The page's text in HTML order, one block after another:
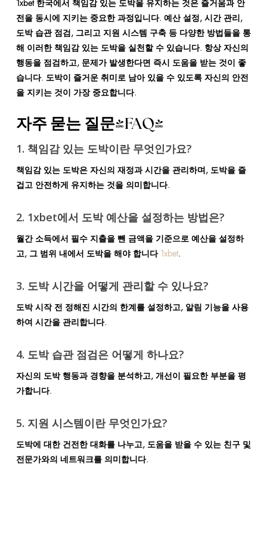
1xbet 한국에서 책임감 있는 도박을 유지하는 것은 즐거움과 안
전을 동시에 지키는 중요한 과정입니다. 예산 설정, 시간 관리,
도박 습관 점검, 그리고 지원 시스템 구축 등 다양한 방법들을 통
해 이러한 책임감 있는 도박을 실천할 수 있습니다. 항상 자신의
행동을 점검하고, 문제가 발생한다면 즉시 도움을 받는 것이 좋
습니다. 도박이 즐거운 취미로 남아 있을 수 있도록 자신의 안전
을 지키는 것이 가장 중요합니다.
자주 묻는 질문(FAQ)
1. 책임감 있는 도박이란 무엇인가요?
책임감 있는 도박은 자신의 재정과 시간을 관리하며, 도박을 즐
겁고 안전하게 유지하는 것을 의미합니다.
2. 1xbet에서 도박 예산을 설정하는 방법은?
월간 소득에서 필수 지출을 뺀 금액을 기준으로 예산을 설정하
고, 그 범위 내에서 도박을 해야 합니다 1xbet.
3. 도박 시간을 어떻게 관리할 수 있나요?
도박 시작 전 정해진 시간의 한계를 설정하고, 알림 기능을 사용
하여 시간을 관리합니다.
4. 도박 습관 점검은 어떻게 하나요?
자신의 도박 행동과 경향을 분석하고, 개선이 필요한 부분을 평
가합니다.
5. 지원 시스템이란 무엇인가요?
도박에 대한 건전한 대화를 나누고, 도움을 받을 수 있는 친구 및
전문가와의 네트워크를 의미합니다.